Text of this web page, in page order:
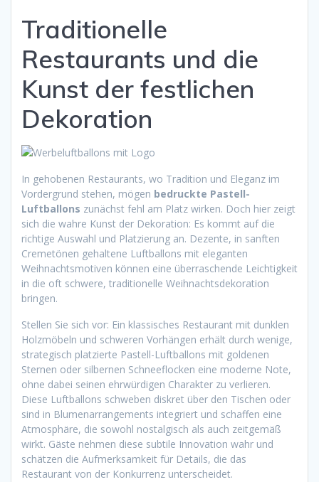
Traditionelle
Restaurants und die
Kunst der festlichen
Dekoration
In gehobenen Restaurants, wo Tradition und Eleganz im
Vordergrund stehen, mögen bedruckte Pastell-
Luftballons zunächst fehl am Platz wirken. Doch hier zeigt
sich die wahre Kunst der Dekoration: Es kommt auf die
richtige Auswahl und Platzierung an. Dezente, in sanften
Cremetönen gehaltene Luftballons mit eleganten
Weihnachtsmotiven können eine überraschende Leichtigkeit
in die oft schwere, traditionelle Weihnachtsdekoration
bringen.
Stellen Sie sich vor: Ein klassisches Restaurant mit dunklen
Holzmöbeln und schweren Vorhängen erhält durch wenige,
strategisch platzierte Pastell-Luftballons mit goldenen
Sternen oder silbernen Schneeflocken eine moderne Note,
ohne dabei seinen ehrwürdigen Charakter zu verlieren.
Diese Luftballons schweben diskret über den Tischen oder
sind in Blumenarrangements integriert und schaffen eine
Atmosphäre, die sowohl nostalgisch als auch zeitgemäß
wirkt. Gäste nehmen diese subtile Innovation wahr und
schätzen die Aufmerksamkeit für Details, die das
Restaurant von der Konkurrenz unterscheidet.